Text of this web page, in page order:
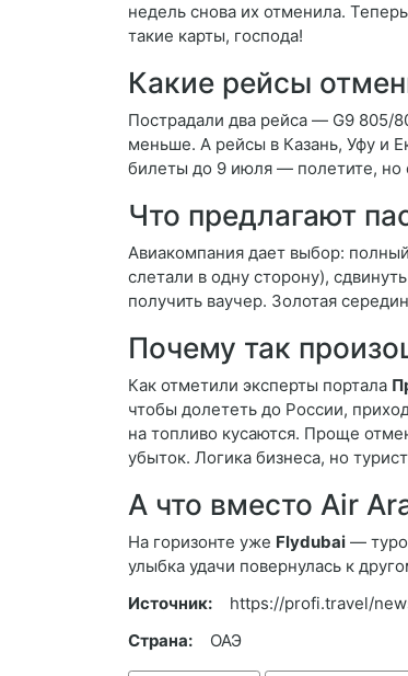
недель снова их отменила.
такие карты, господа!
Какие рейсы
Пострадали два рейса — G9 805/
меньше. А рейсы в Казань, Уфу и
билеты до 9 июля — полетите, но
Что предлагают
Авиакомпания дает выбор:
слетали в одну сторону),
получить ваучер. Золотая
Почему так
Как отметили эксперты портала
чтобы долететь до России,
на топливо кусаются. Проще
убыток. Логика бизнеса, но
А что вместо Air
На горизонте уже Flydubai —
улыбка удачи повернулась к
Источник:
https://profi.travel/
Страна:
ОАЭ